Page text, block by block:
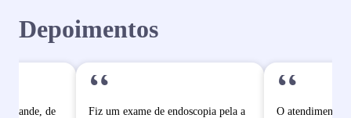
Depoimentos
grande, de
“
Fiz um exame de endoscopia pela a
“
O atendimento